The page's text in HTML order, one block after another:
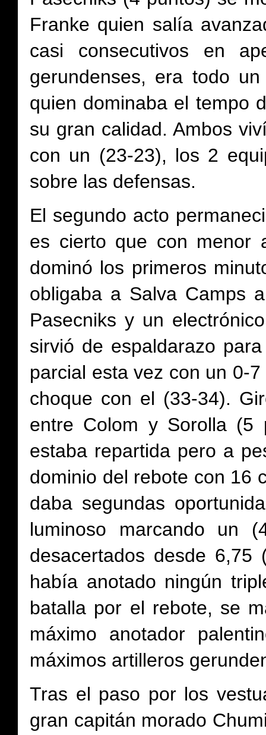
Franke quien salía
casi consecutivos en
gerundenses, era todo
quien dominaba el tempo
su gran calidad. Ambos
con un (23-23), los 2
sobre las defensas.
El segundo acto
es cierto que con menor
dominó los primeros
obligaba a Salva Camps
Pasecniks y un
sirvió de espaldarazo
parcial esta vez con un 0-
choque con el (33-34).
entre Colom y Sorolla (5
estaba repartida pero a
dominio del rebote con 16
daba segundas
luminoso marcando un
desacertados desde
había anotado ningún
batalla por el rebote, se
máximo anotador
máximos artilleros
Tras el paso por los
gran capitán morado